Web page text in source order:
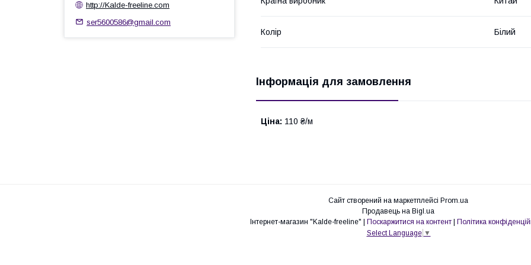
Колір Білий
Інформація для замовлення
Ціна: 110 ₴/м
http://Kalde-freeline.com
ser5600586@gmail.com
Сайт створений на маркетплейсі Prom.ua
Продавець на Bigl.ua
Поскаржитися на контент
Політика
Select Language ▼